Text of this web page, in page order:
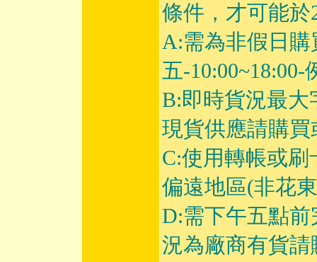
條件，才可能
A:需為非假日
五-
B:即時貨況最
現貨供應請購
C:使用轉帳或
偏遠地區(非花
D:需下午五點
況為廠商有貨